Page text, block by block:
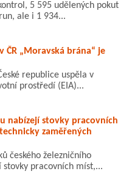
5 595 udělených pokut
ale i 1 934...
„Moravská brána“ je
republice uspěla v
prostředí (EIA)...
nabízejí stovky pracovních
zaměřených
českého železničního
stovky pracovních míst,...